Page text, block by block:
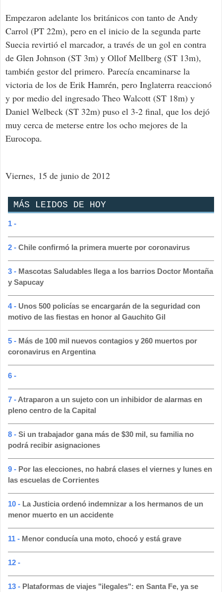
Empezaron adelante los británicos con tanto de Andy
Carrol (PT 22m), pero en el inicio de la segunda parte
Suecia revirtió el marcador, a través de un gol en contra
de Glen Johnson (ST 3m) y Ollof Mellberg (ST 13m),
también gestor del primero. Parecía encaminarse la
victoria de los de Erik Hamrén, pero Inglaterra reaccionó
y por medio del ingresado Theo Walcott (ST 18m) y
Daniel Welbeck (ST 32m) puso el 3-2 final, que los dejó
muy cerca de meterse entre los ocho mejores de la
Eurocopa.
Viernes, 15 de junio de 2012
MÁS LEIDOS DE HOY
1 -
2 - Chile confirmó la primera muerte por coronavirus
3 - Mascotas Saludables llega a los barrios Doctor Montaña
y Sapucay
4 - Unos 500 policías se encargarán de la seguridad con
motivo de las fiestas en honor al Gauchito Gil
5 - Más de 100 mil nuevos contagios y 260 muertos por
coronavirus en Argentina
6 -
7 -Atraparon a un sujeto con un inhibidor de alarmas en
pleno centro de la Capital
8 - Si un trabajador gana más de $30 mil, su familia no
podrá recibir asignaciones
9 - Por las elecciones, no habrá clases el viernes y lunes en
las escuelas de Corrientes
10 - La Justicia ordenó indemnizar a los hermanos de un
menor muerto en un accidente
11 - Menor conducía una moto, chocó y está grave
12 -
13 - Plataformas de viajes "ilegales": en Santa Fe, ya se